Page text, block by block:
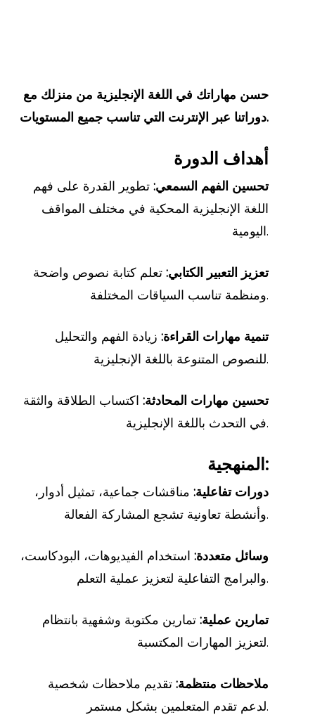
حسن مهاراتك في اللغة الإنجليزية من منزلك مع
دوراتنا عبر الإنترنت التي تناسب جميع المستويات.
أهداف الدورة
تحسين الفهم السمعي: تطوير القدرة على فهم
اللغة الإنجليزية المحكية في مختلف المواقف
اليومية.
تعزيز التعبير الكتابي: تعلم كتابة نصوص واضحة
ومنظمة تناسب السياقات المختلفة.
تنمية مهارات القراءة: زيادة الفهم والتحليل
للنصوص المتنوعة باللغة الإنجليزية.
تحسين مهارات المحادثة: اكتساب الطلاقة والثقة
في التحدث باللغة الإنجليزية.
المنهجية:
دورات تفاعلية: مناقشات جماعية، تمثيل أدوار،
وأنشطة تعاونية تشجع المشاركة الفعالة.
وسائل متعددة: استخدام الفيديوهات، البودكاست،
والبرامج التفاعلية لتعزيز عملية التعلم.
تمارين عملية: تمارين مكتوبة وشفهية بانتظام
لتعزيز المهارات المكتسبة.
ملاحظات منتظمة: تقديم ملاحظات شخصية
لدعم تقدم المتعلمين بشكل مستمر.